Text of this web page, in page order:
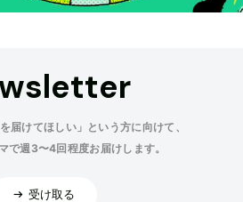
届けてほしい」という方に向けて、
で週3〜4回程度お届けします。
受け取る